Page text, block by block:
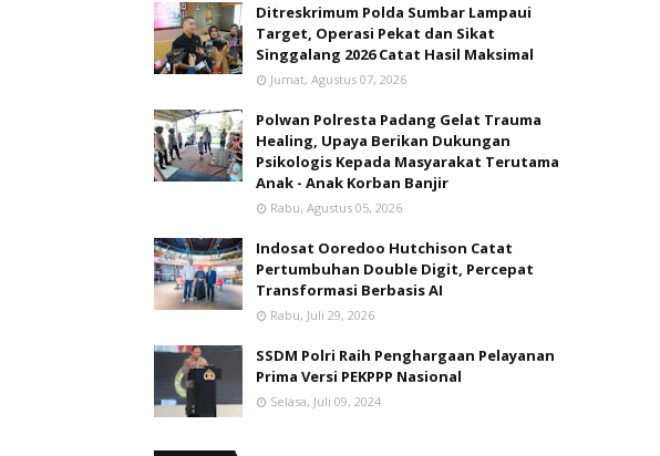
Ditreskrimum Polda Sumbar Lampaui
Target, Operasi Pekat dan Sikat
Singgalang 2026 Catat Hasil Maksimal
Jumat, Agustus 07, 2026
Polwan Polresta Padang Gelat Trauma
Healing, Upaya Berikan Dukungan
Psikologis Kepada Masyarakat Terutama
Anak - Anak Korban Banjir
Rabu, Agustus 05, 2026
Indosat Ooredoo Hutchison Catat
Pertumbuhan Double Digit, Percepat
Transformasi Berbasis AI
Rabu, Juli 29, 2026
SSDM Polri Raih Penghargaan Pelayanan
Prima Versi PEKPPP Nasional
Selasa, Juli 09, 2024